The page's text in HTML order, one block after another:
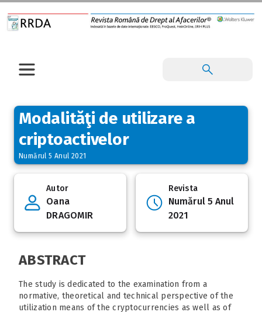
Modalităţi de utilizare a
criptoactivelor
Numărul 5 Anul 2021
Autor
Oana
DRAGOMIR
Revista
Numărul 5 Anul
2021
ABSTRACT
The study is dedicated to the examination from a
normative, theoretical and technical perspective of the
utilization means of the cryptocurrencies as well as of